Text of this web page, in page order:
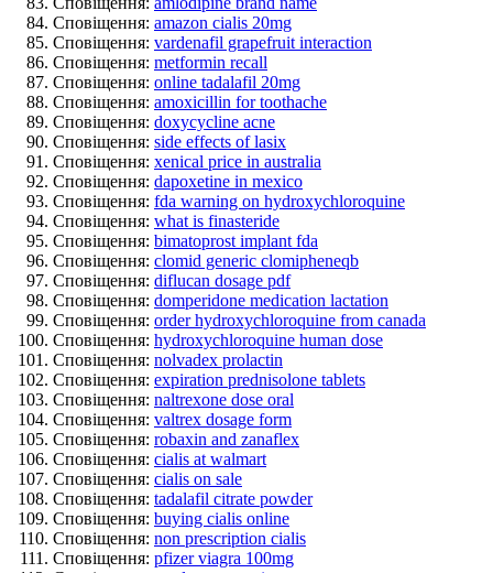
Сповіщення: amazon cialis 20mg
Сповіщення: vardenafil grapefruit interaction
Сповіщення: metformin recall
Сповіщення: online tadalafil 20mg
Сповіщення: amoxicillin for toothache
Сповіщення: doxycycline acne
Сповіщення: side effects of lasix
Сповіщення: xenical price in australia
Сповіщення: dapoxetine in mexico
Сповіщення: fda warning on hydroxychloroquine
Сповіщення: what is finasteride
Сповіщення: bimatoprost implant fda
Сповіщення: clomid generic clomipheneqb
Сповіщення: diflucan dosage pdf
Сповіщення: domperidone medication lactation
Сповіщення: order hydroxychloroquine from canada
Сповіщення: hydroxychloroquine human dose
Сповіщення: nolvadex prolactin
Сповіщення: expiration prednisolone tablets
Сповіщення: naltrexone dose oral
Сповіщення: valtrex dosage form
Сповіщення: robaxin and zanaflex
Сповіщення: cialis at walmart
Сповіщення: cialis on sale
Сповіщення: tadalafil citrate powder
Сповіщення: buying cialis online
Сповіщення: non prescription cialis
Сповіщення: pfizer viagra 100mg